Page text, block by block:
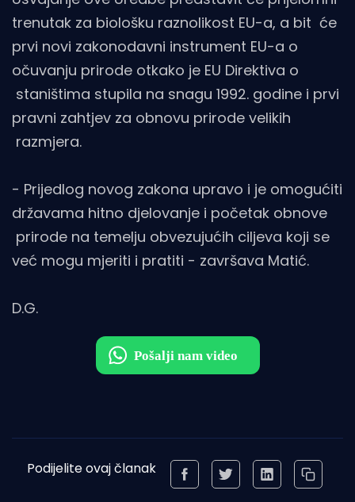
trenutak za biološku raznolikost EU-a, a bit će
prvi novi zakonodavni instrument EU-a o
očuvanju prirode otkako je EU Direktiva o
staništima stupila na snagu 1992. godine i prvi
pravni zahtjev za obnovu prirode velikih
razmjera.
- Prijedlog novog zakona upravo i je omogućiti
državama hitno djelovanje i početak obnove
prirode na temelju obvezujućih ciljeva koji se
već mogu mjeriti i pratiti - završava Matić.
D.G.
Podijelite ovaj članak